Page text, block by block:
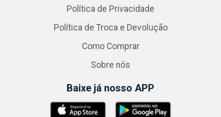
Política de Privacidade
Política de Troca e Devolução
Como Comprar
Sobre nós
Baixe já nosso APP